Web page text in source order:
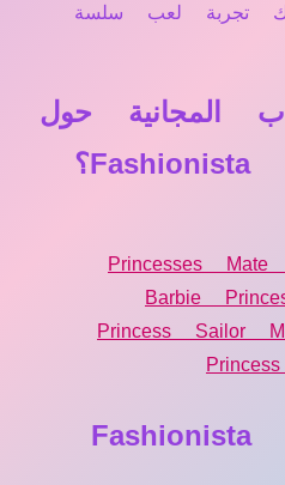
تجربة لعب سلسة
المجانية حول
Princesses
Barbie
Princess Sailor
✨ وسوم لعبة Fashionista